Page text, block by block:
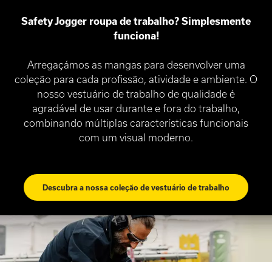
Safety Jogger roupa de trabalho? Simplesmente
funciona!
Arregaçámos as mangas para desenvolver uma
coleção para cada profissão, atividade e ambiente. O
nosso vestuário de trabalho de qualidade é
agradável de usar durante e fora do trabalho,
combinando múltiplas características funcionais
com um visual moderno.
Descubra a nossa coleção de vestuário de trabalho